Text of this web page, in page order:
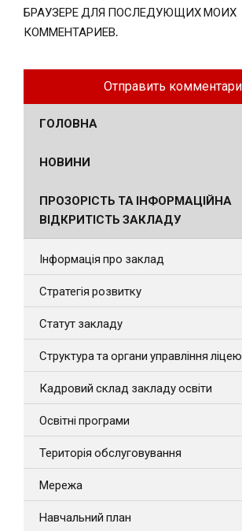
БРАУЗЕРЕ ДЛЯ ПОСЛЕДУЮЩИХ МОИХ
КОММЕНТАРИЕВ.
ГОЛОВНА
НОВИНИ
ПРОЗОРІСТЬ ТА ІНФОРМАЦІЙНА
ВІДКРИТІСТЬ ЗАКЛАДУ
Інформація про заклад
Стратегія розвитку
Статут закладу
Структура та органи управління ліцею
Кадровий склад закладу освіти
Освітні програми
Територія обслуговування
Мережа
Навчальний план